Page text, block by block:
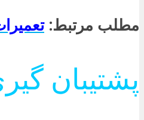
مطلب مرتبط:
پشتیبان